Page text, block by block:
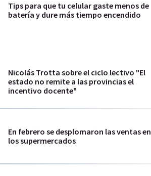
Tips para que tu celular gaste menos de
batería y dure más tiempo encendido
Nicolás Trotta sobre el ciclo lectivo "El
estado no remite a las provincias el
incentivo docente"
En febrero se desplomaron las ventas en
los supermercados